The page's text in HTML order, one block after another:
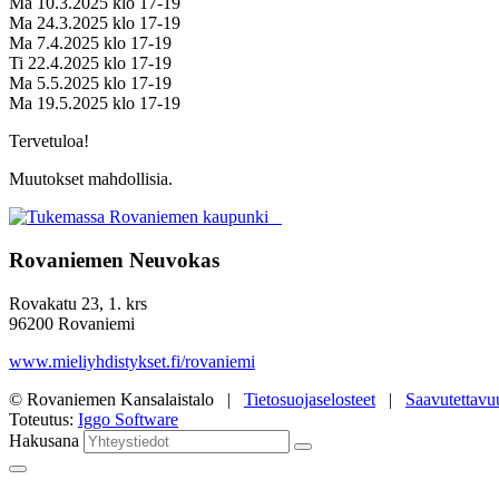
Ma 24.3.2025 klo 17-19
Ma 7.4.2025 klo 17-19
Ti 22.4.2025 klo 17-19
Ma 5.5.2025 klo 17-19
Ma 19.5.2025 klo 17-19
Tervetuloa!
Muutokset mahdollisia.
Rovaniemen Neuvokas
Rovakatu 23, 1. krs
96200 Rovaniemi
www.mieliyhdistykset.fi/rovaniemi
© Rovaniemen Kansalaistalo | Tietosuojaselosteet |
Toteutus: Iggo Software
Hakusana